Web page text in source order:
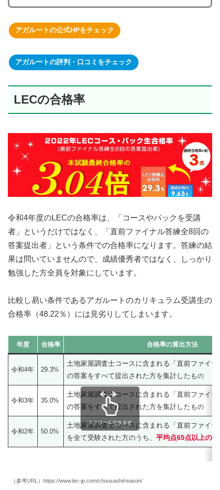
アガルートの公式HPをチェック
アガルートの評判・口コミをチェック
LECの合格率
令和4年度のLECの合格率は、「コースやパックを受講
者」というだけではなく、「直前ファイナル答練全8回の
答案提出者」という条件での合格率になります。答練の結
果は問いていませんので、成績優秀者ではなく、しっかり
勉強した方全員を対象にしています。
比較し易い条件であるアガルートのカリキュラム受講生の
合格率（48.22％）には見劣りしてしまいます。
年度 合格率 合格率の算出方法
令和4年 29.3%
土地家屋調査士コースに含まれる「直前ファイ
の答案をすべて提出された方を集計したもの
令和3年 35.0%
土地家屋調査士コースに含まれる「直前ファイ
の答案をすべて提出された方を集計したもの
令和2年 50.0%
土地家屋調査士コースに含まれる「直前ファイ
を全て受験された方のうち、平均点65点以上の
スクロールできます
（参考URL）https://www.lec-jp.com/chousashi/reason/